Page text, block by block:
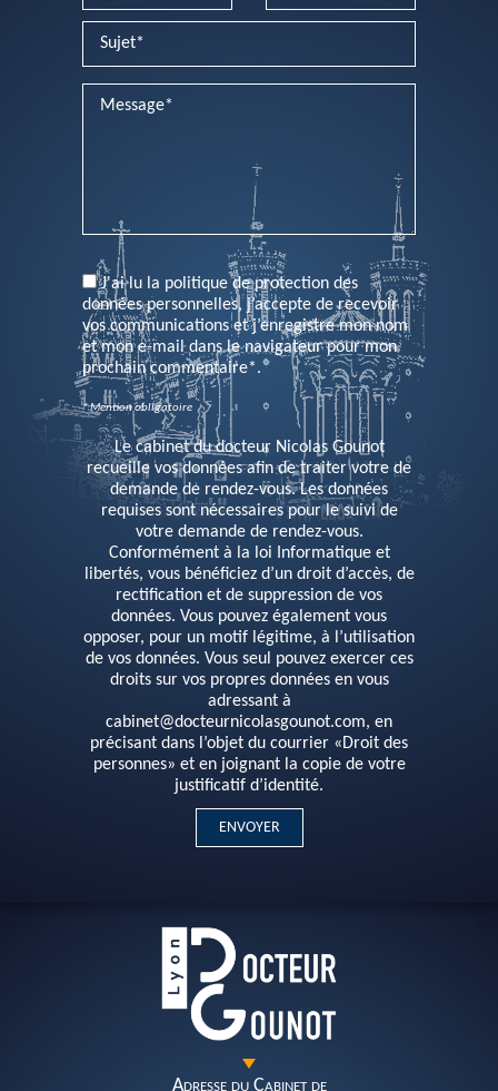
PLEASE LEAVE THIS FIELD EMPTY.
J'ai lu la politique de protection des
données personnelles, j’accepte de recevoir
vos communications et j’enregistre mon nom
et mon e-mail dans le navigateur pour mon
prochain commentaire*.
* Mention obligatoire
Le cabinet du docteur Nicolas Gounot
recueille vos données afin de traiter votre de
demande de rendez-vous. Les données
requises sont nécessaires pour le suivi de
votre demande de rendez-vous.
Conformément à la loi Informatique et
libertés, vous bénéficiez d’un droit d’accès, de
rectification et de suppression de vos
données. Vous pouvez également vous
opposer, pour un motif légitime, à l’utilisation
de vos données. Vous seul pouvez exercer ces
droits sur vos propres données en vous
adressant à
cabinet@docteurnicolasgounot.com, en
précisant dans l’objet du courrier «Droit des
personnes» et en joignant la copie de votre
justificatif d’identité.
Adresse du Cabinet de